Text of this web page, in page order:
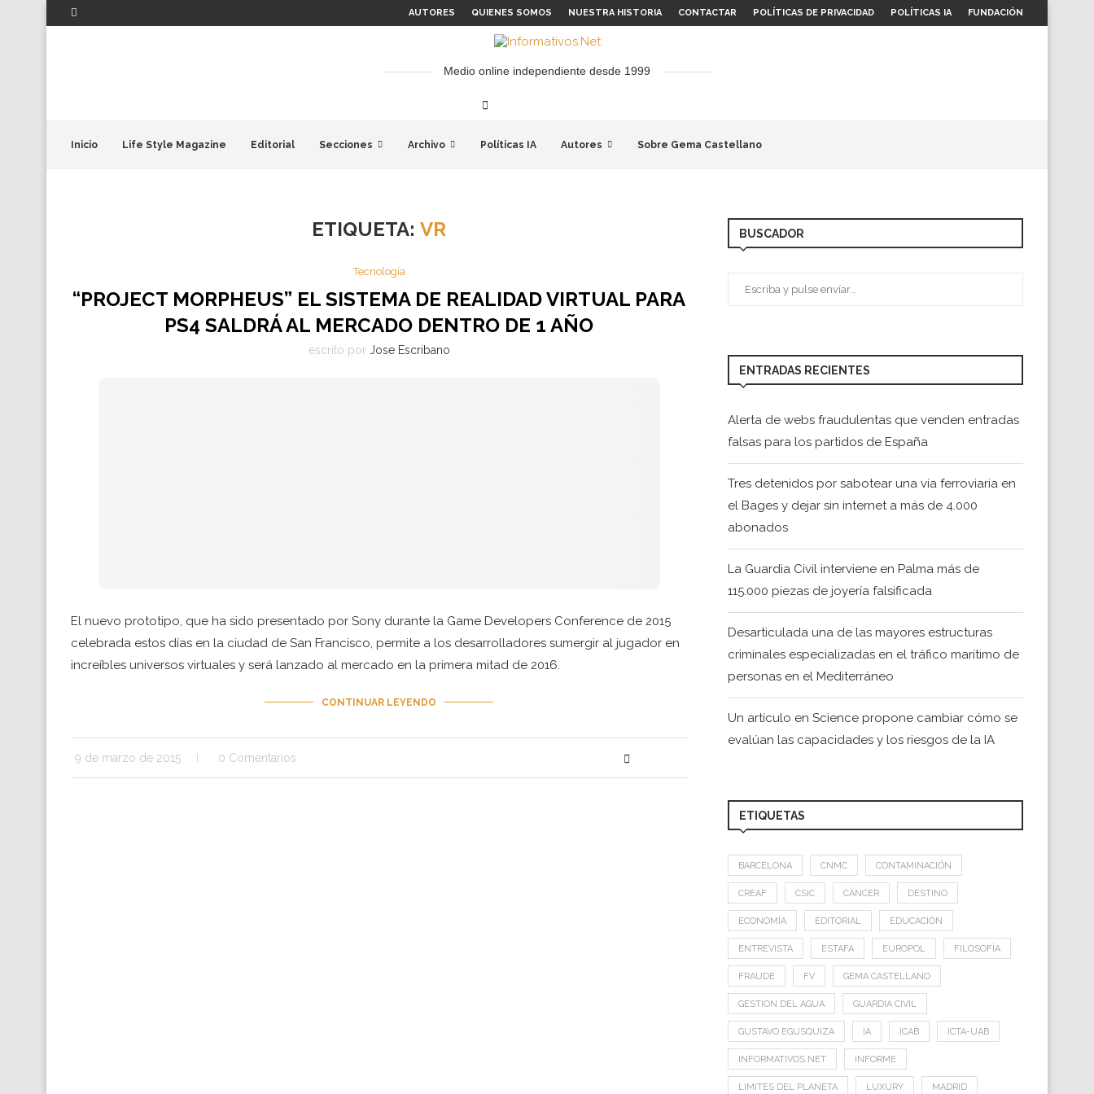
AUTORES QUIENES SOMOS NUESTRA HISTORIA CONTACTAR POLÍTICAS DE PRIVACIDAD POLÍTICAS IA FUNDACIÓN
Medio online independiente desde 1999
Inicio Life Style Magazine Editorial Secciones Archivo Políticas IA Autores Sobre Gema Castellano
ETIQUETA:VR
Tecnología
“PROJECT MORPHEUS” EL SISTEMA DE REALIDAD VIRTUAL PARA
PS4 SALDRÁ AL MERCADO DENTRO DE 1 AÑO
escrito por Jose Escribano
El nuevo prototipo, que ha sido presentado por Sony durante la Game Developers Conference de 2015
celebrada estos días en la ciudad de San Francisco, permite a los desarrolladores sumergir al jugador en
increíbles universos virtuales y será lanzado al mercado en la primera mitad de 2016.
CONTINUAR LEYENDO
9 de marzo de 2015 0 Comentarios
BUSCADOR
ENTRADAS RECIENTES
Alerta de webs fraudulentas que venden entradas
falsas para los partidos de España
Tres detenidos por sabotear una vía ferroviaria en
el Bages y dejar sin internet a más de 4.000
abonados
La Guardia Civil interviene en Palma más de
115.000 piezas de joyería falsificada
Desarticulada una de las mayores estructuras
criminales especializadas en el tráfico marítimo de
personas en el Mediterráneo
Un artículo en Science propone cambiar cómo se
evalúan las capacidades y los riesgos de la IA
ETIQUETAS
BARCELONA CNMC CONTAMINACIÓN
CREAF CSIC CÁNCER DESTINO
ECONOMÍA EDITORIAL EDUCACIÓN
ENTREVISTA ESTAFA EUROPOL FILOSOFÍA
FRAUDE FV GEMA CASTELLANO
GESTION DEL AGUA GUARDIA CIVIL
GUSTAVO EGUSQUIZA IA ICAB ICTA-UAB
INFORMATIVOS.NET INFORME
LIMITES DEL PLANETA LUXURY MADRID